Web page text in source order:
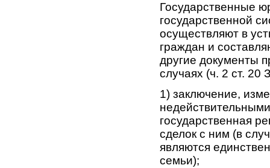
Государственные
государственной
осуществляют в
граждан и
другие документы
случаях (ч. 2 ст. 20
1) заключение,
государственная
сделок с ним (в
являются
семьи);